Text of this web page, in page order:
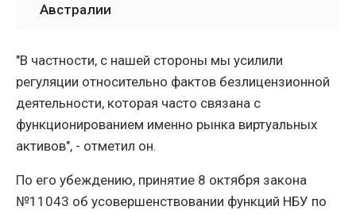
Австралии
"В частности, с нашей стороны мы усилили
регуляции относительно фактов безлицензионной
деятельности, которая часто связана с
функционированием именно рынка виртуальных
активов", - отметил он.
По его убеждению, принятие 8 октября закона
№11043 об усовершенствовании функций НБУ по